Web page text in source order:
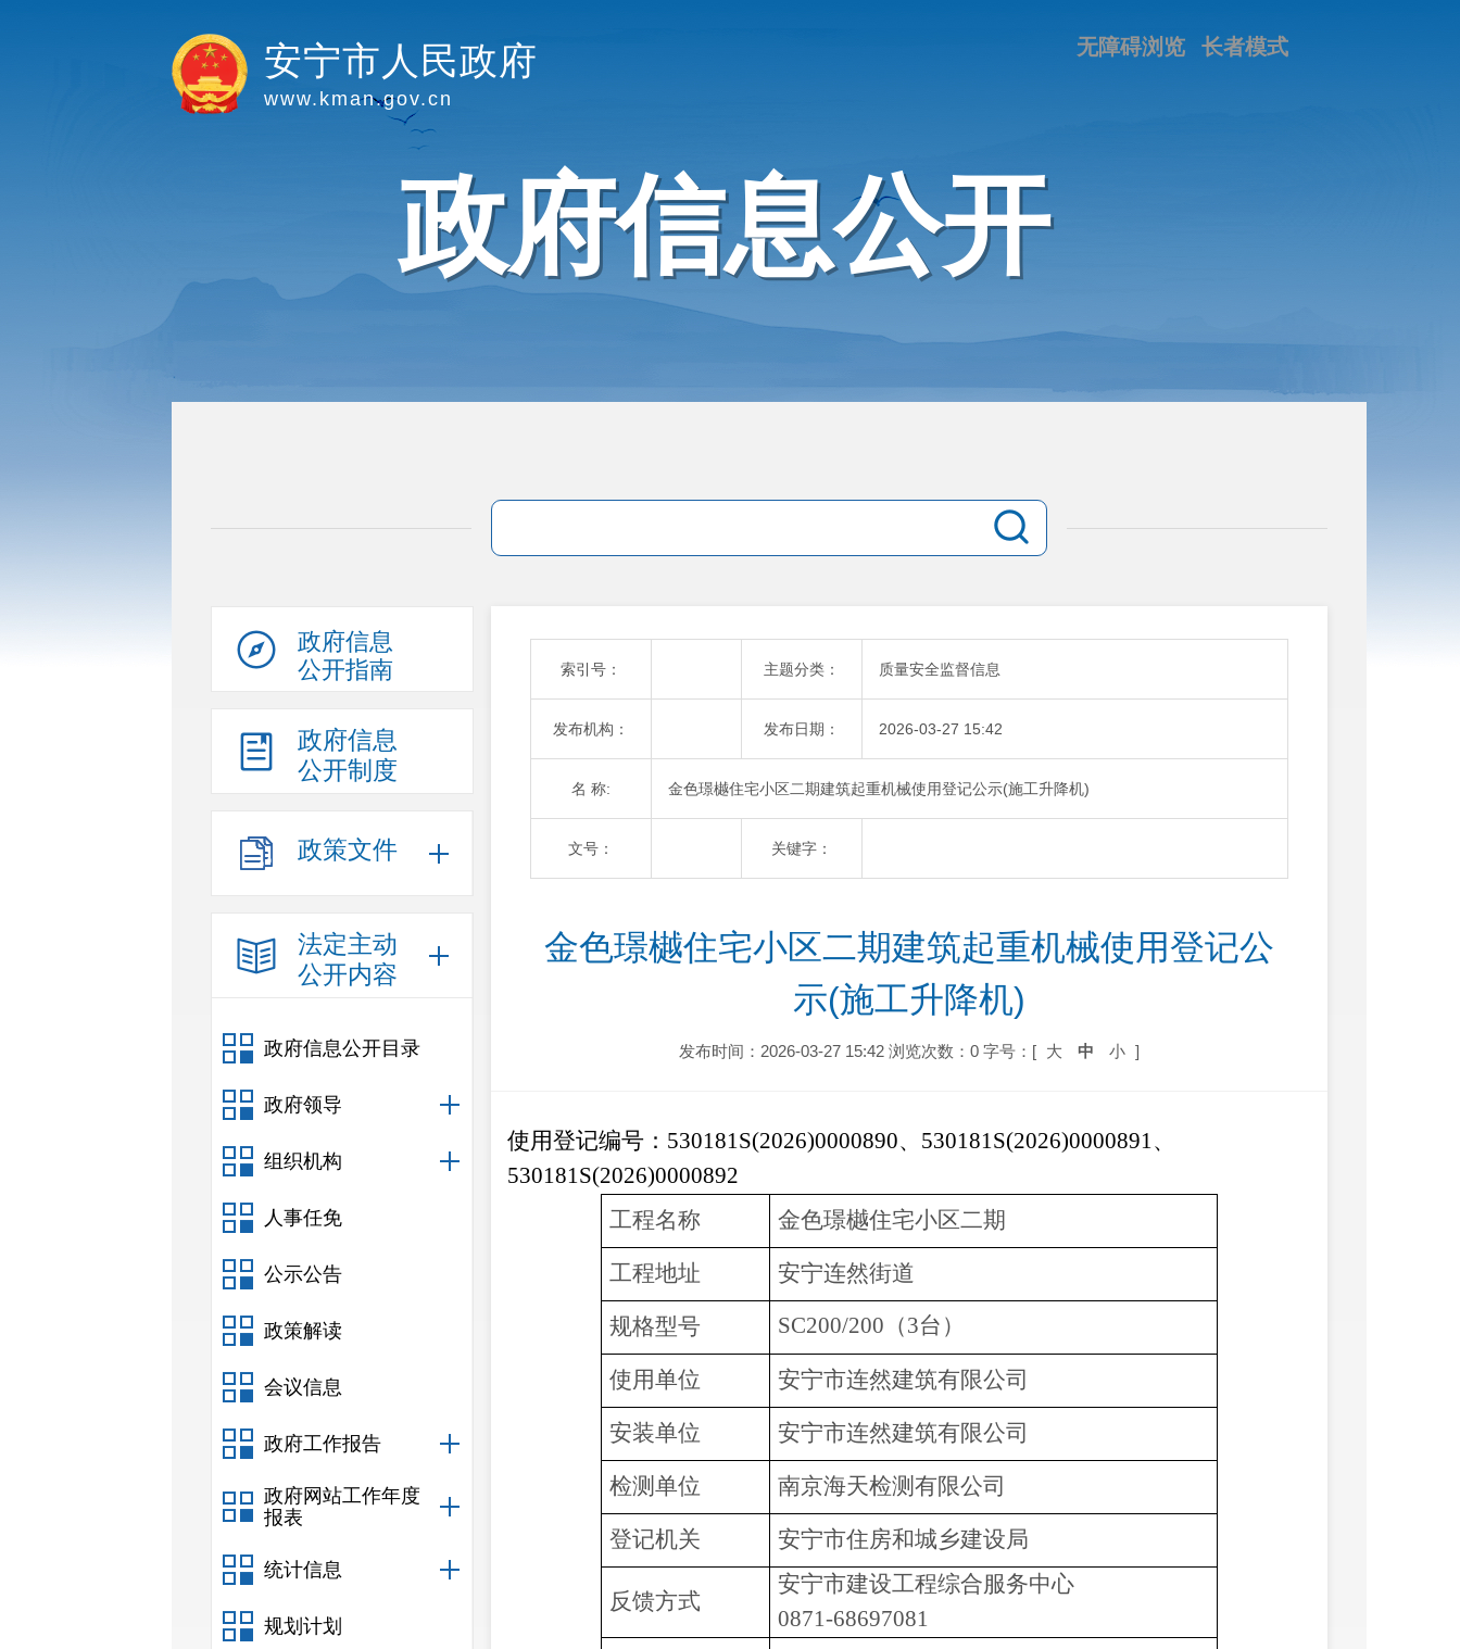
长者模式
无障碍浏览
安宁市人民政府
www.kman.gov.cn
政府信息公开
政府信息
公开指南
政府信息
公开制度
政策文件
法定主动
公开内容
政府信息公开目录
政府领导
组织机构
人事任免
公示公告
政策解读
会议信息
政府工作报告
政府网站工作年度
报表
统计信息
规划计划
索引号： 主题分类： 质量安全监督信息
发布机构： 发布日期： 2026-03-27 15:42
名 称: 金色璟樾住宅小区二期建筑起重机械使用登记公示(施工升降机)
文号： 关键字：
金色璟樾住宅小区二期建筑起重机械使用登记公
示(施工升降机)
发布时间：2026-03-27 15:42 浏览次数：0 字号：[ 大 中 小 ]
使用登记编号： 530181S(2026)0000890、530181S(2026)0000891、
530181S(2026)0000892
工程名称
金色璟樾住宅小区二期
工程地址 安宁连然街道
规格型号 SC200/200（3台）
使用单位 安宁市连然建筑有限公司
安装单位 安宁市连然建筑有限公司
检测单位 南京海天检测有限公司
登记机关 安宁市住房和城乡建设局
反馈方式
安宁市建设工程综合服务中心
0871-68697081